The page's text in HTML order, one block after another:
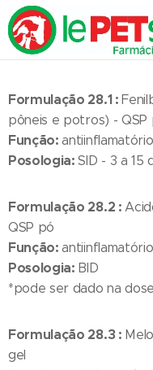
Formulação 28.1 :
pôneis e potros) - QSP
Função:
Posologia:SID - 3 a 15
Formulação 28.2 :
QSP pó
Função:
Posologia: BID
*pode ser dado na
Formulação 28.3 :
gel